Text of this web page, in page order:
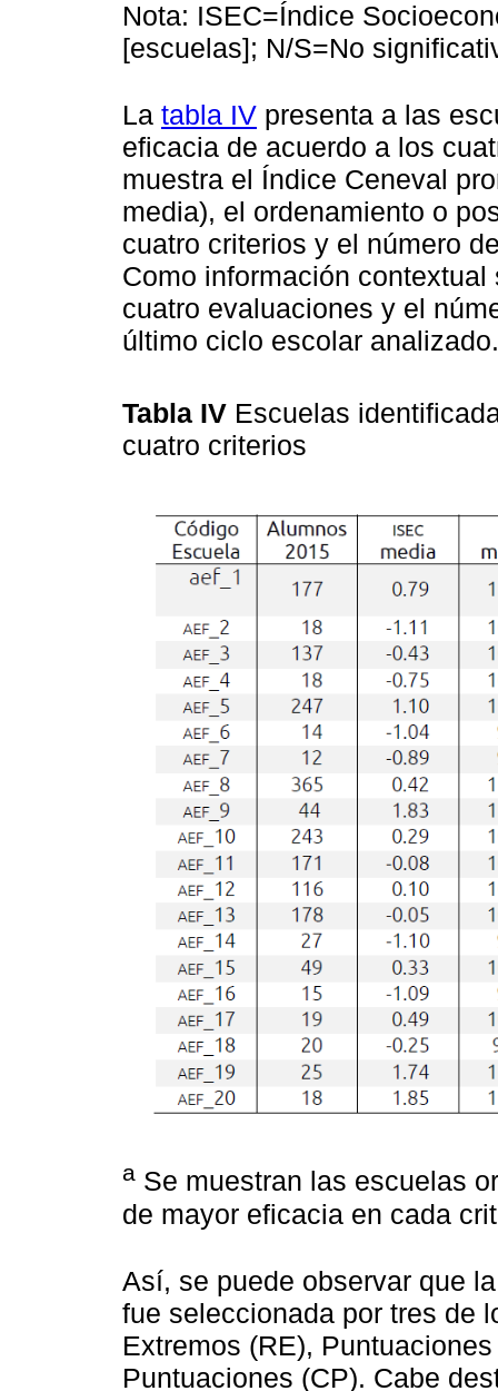
Nota: ISEC=Índice
[escuelas]; N/S=No
La tabla IV presenta a las
eficacia de acuerdo a los
muestra el Índice Ceneval
media), el ordenamiento o
cuatro criterios y el número
Como información
cuatro evaluaciones y el
último ciclo escolar analizado.
Tabla IV Escuelas
cuatro criterios
a Se muestran las escuelas
de mayor eficacia en cada
Así, se puede observar que
fue seleccionada por tres de
Extremos (RE),
Puntuaciones (CP). Cabe